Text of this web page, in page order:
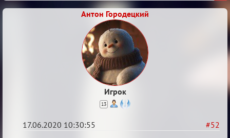
Антон Городецкий
Игрок
13
#52
17.06.2020 10:30:55